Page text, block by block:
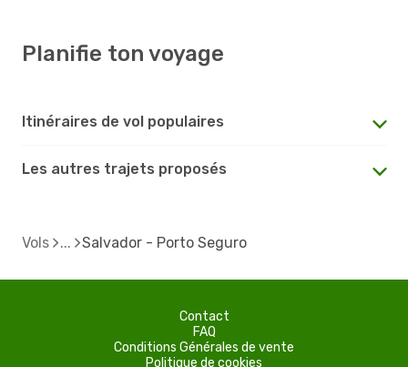
Planifie ton voyage
Itinéraires de vol populaires
Les autres trajets proposés
Vols Salvador - Porto Seguro
Contact
FAQ
Conditions Générales de vente
Politique de cookies